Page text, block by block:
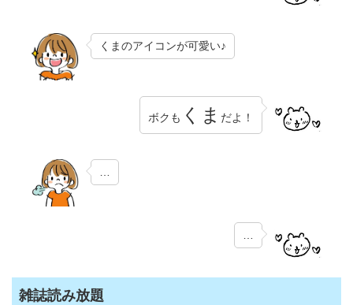
くまのアイコンが可愛い♪
ボクも くま だよ！
雑誌読み放題